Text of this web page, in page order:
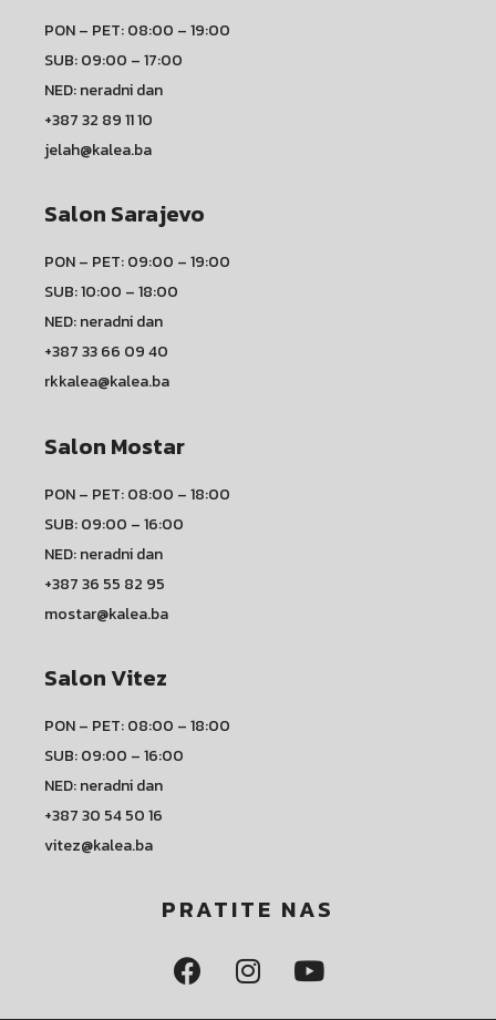
PON – PET: 08:00 – 19:00
SUB: 09:00 – 17:00
NED: neradni dan
+387 32 89 11 10
jelah@kalea.ba
Salon Sarajevo
PON – PET: 09:00 – 19:00
SUB: 10:00 – 18:00
NED: neradni dan
+387 33 66 09 40
rkkalea@kalea.ba
Salon Mostar
PON – PET: 08:00 – 18:00
SUB: 09:00 – 16:00
NED: neradni dan
+387 36 55 82 95
mostar@kalea.ba
Salon Vitez
PON – PET: 08:00 – 18:00
SUB: 09:00 – 16:00
NED: neradni dan
+387 30 54 50 16
vitez@kalea.ba
PRATITE NAS